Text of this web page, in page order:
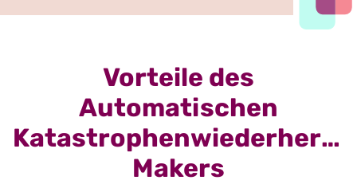
Vorteile des
Automatischen
Makers